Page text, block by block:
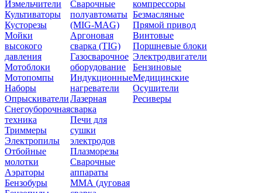
Измельчители
Культиваторы
Кусторезы
Мойки
высокого
давления
Мотоблоки
Мотопомпы
Наборы
Опрыскиватели
Снегоуборочная
техника
Триммеры
Электропилы
Отбойные
молотки
Аэраторы
Бензобуры
Сварочные
полуавтоматы
(MIG-MAG)
Аргоновая
сварка (TIG)
Газосварочное
оборудование
Индукционные
нагреватели
Лазерная
сварка
Печи для
сушки
электродов
Плазморезы
Сварочные
аппараты
ММА (дуговая
компрессоры
Безмасляные
Прямой привод
Винтовые
Поршневые блоки
Электродвигатели
Бензиновые
Медицинские
Осушители
Ресиверы